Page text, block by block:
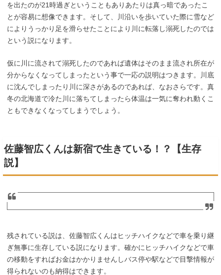
を出たのが21時過ぎということもありあたりは真っ暗であったこ
とが容易に想像できます。そして、川沿いを歩いていた際に雪など
によりうっかり足を滑らせたことにより川に転落し溺死したのでは
という説になります。
仮に川に流されて溺死したのであれば遺体はそのまま流され所在が
分からなくなってしまったという事で一応の説明はつきます。川底
に沈んでしまったり川に深さがあるのであれば、なおさらです。真
冬の北海道で冷た川に落ちてしまったら体温は一気に奪われ動くこ
ともできなくなってしまうでしょう。
佐藤智広くんは新宿で生きている！？【生存
説】
残されている説は、佐藤智広くんはヒッチハイクなどで車を乗り継
ぎ無事に生存している説になります。確かにヒッチハイクなどで車
の移動をすればお金はかかりませんしバス停や駅などで目撃情報が
得られないのも納得はできます。